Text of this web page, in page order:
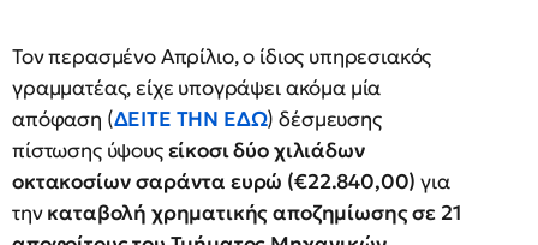
Τον περασμένο Απρίλιο, ο ίδιος υπηρεσιακός
γραμματέας, είχε υπογράψει ακόμα μία
απόφαση (ΔΕΙΤΕ ΤΗΝ ΕΔΩ) δέσμευσης
πίστωσης ύψουςείκοσι δύο χιλιάδων
οκτακοσίων σαράντα ευρώ (€22.840,00)για
τηνκαταβολή χρηματικής αποζημίωσης σε 21